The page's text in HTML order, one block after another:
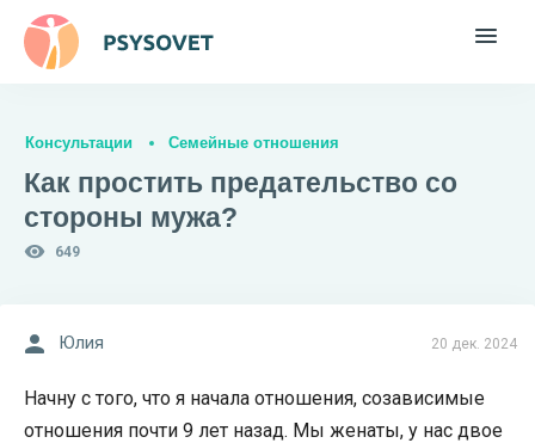
Консультации Семейные отношения
Как простить предательство со
стороны мужа?
649
20 дек. 2024
Юлия
Начну с того, что я начала отношения, созависимые
отношения почти 9 лет назад. Мы женаты, у нас двое